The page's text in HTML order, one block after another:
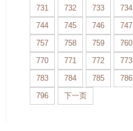
731
732 733 734
744
745 746 747
757
758 759 760
770
771 772 773
783
784 785 786
796
下一页